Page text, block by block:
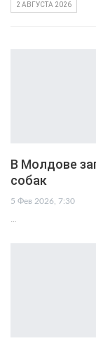
2 АВГУСТА 2026
В Молдове
собак
5 Фев 2026, 7:30
…